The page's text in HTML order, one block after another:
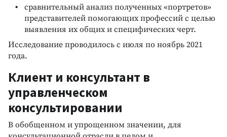
сравнительный анализ полученных «портретов»
представителей помогающих профессий с целью
выявления их общих и специфических черт.
Исследование проводилось с июля по ноябрь 2021
года.
Клиент и консультант в
управленческом
консультировании
В обобщенном и упрощенном значении, для